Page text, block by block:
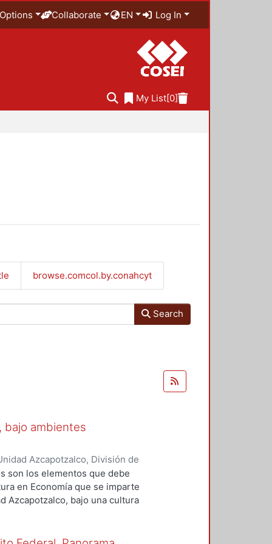
Options Collaborate EN Log In
My List[0]
browse.comcol.by.conahcyt
Search
bajo ambientes
Azcapotzalco, División de
Difusión y Publicaciones,2012
son los elementos que debe
en Economía que se imparte
Azcapotzalco, bajo una cultura
se utilizaron las técnicas de
y la observación no